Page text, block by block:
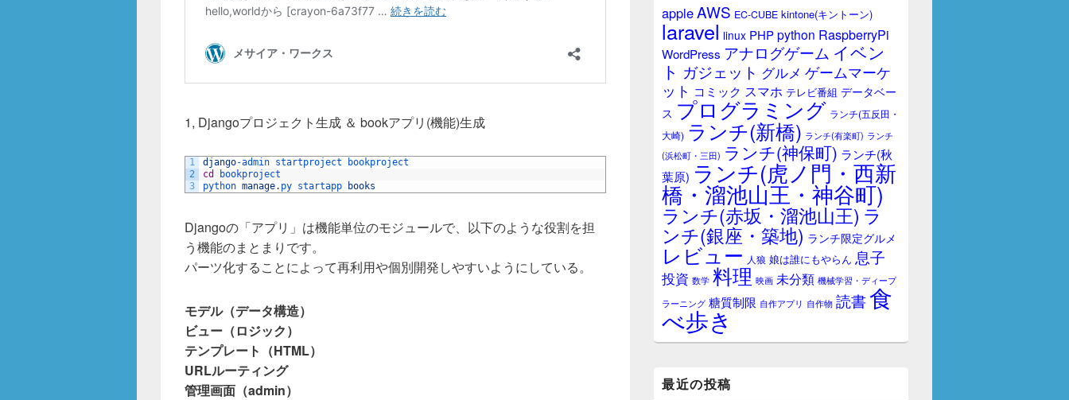
1, Djangoプロジェクト生成 ＆ bookアプリ(機能)生成
1
2
3
django-admin startproject
bookproject
cd
bookproject
python manage. py startapp books
Djangoの「アプリ」は機能単位のモジュールで、以下のような役割を担
う機能のまとまりです。
パーツ化することによって再利用や個別開発しやすいようにしている。
モデル（データ構造）
ビュー（ロジック）
テンプレート（HTML）
URLルーティング
管理画面（admin）
ジ
ッ
ト
appleAWS EC-CUBE kintone(キントーン)
laravel linux PHPpython RaspberryPi
WordPress アナログゲーム イベン
ト ガジェット グルメ ゲームマーケ
ット コミック スマホ テレビ番組 データベー
ス プログラミング ランチ(五反田・
大崎) ランチ(新橋) ランチ(有楽町) ランチ
(浜松町・三田) ランチ(神保町) ランチ(秋
葉原) ランチ(虎ノ門・西新
橋・溜池山王・神谷町)
ランチ(赤坂・溜池山王) ラ
ンチ(銀座・築地) ランチ限定グルメ
レビュー 人狼 娘は誰にもやらん 息子
投資 数学 料理 映画 未分類 機械学習・ディープ
ラーニング 糖質制限 自作アプリ 自作物 読書食
べ歩き
最近の投稿